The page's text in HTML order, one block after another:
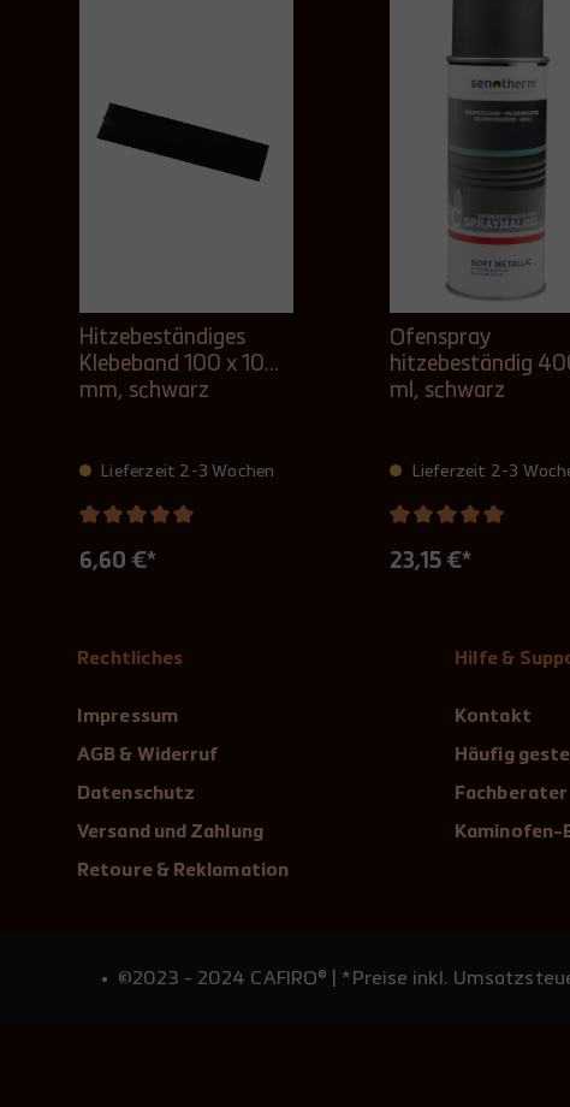
Hitzebeständiges
Klebeband 100 x 10
mm, schwarz
Lieferzeit 2-3 Wochen
6,60 €*
Ofenspray
hitzebeständig
ml, schwarz
Lieferzeit 2-3
23,15 €*
Rechtliches
Impressum
AGB & Widerruf
Datenschutz
Versand und Zahlung
Retoure & Reklamation
Hilfe &
Kontakt
Häufig
Fachberater
©2023 - 2024 CAFIRO® | *Preise inkl.